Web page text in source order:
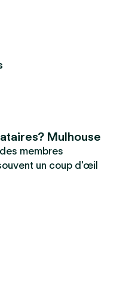
Mulhouse
membres
un coup d'œil